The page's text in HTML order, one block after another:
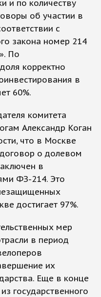
и по количеству
об участии в
с
закона номер 214
По
корректно
в
60%.
комитета
Александр Коган
что в Москве
о долевом
в
ФЗ-214. Это
достигает 97%.
мер
в период
их
Еще в конце
государственного